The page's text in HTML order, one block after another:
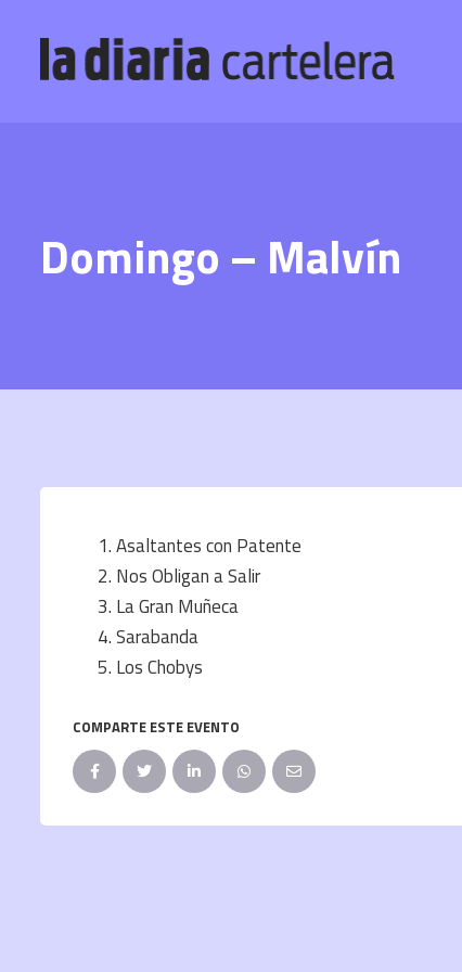
Domingo – Malvín
Asaltantes con Patente
Nos Obligan a Salir
La Gran Muñeca
Sarabanda
Los Chobys
COMPARTE ESTE EVENTO